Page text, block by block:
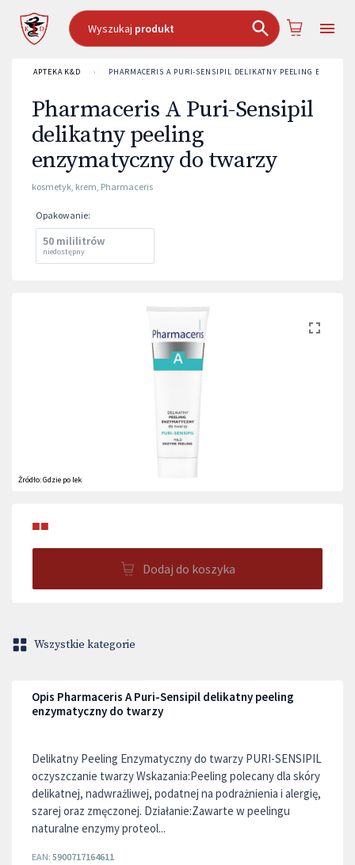
Wyszukaj produkt
APTEKA K&D › PHARMACERIS A PURI-SENSIPIL DELIKATNY PEELING
Pharmaceris A Puri-Sensipil
delikatny peeling
enzymatyczny do twarzy
kosmetyk, krem, Pharmaceris
Opakowanie:
50 mililitrów
niedostępny
Źródło:Gdzie po lek
■■
Dodaj do koszyka
Wszystkie kategorie
Opis Pharmaceris A Puri-Sensipil delikatny peeling
enzymatyczny do twarzy
Delikatny Peeling Enzymatyczny do twarzy PURI-SENSIPIL
oczyszczanie twarzy Wskazania:Peeling polecany dla skóry
delikatnej, nadwrażliwej, podatnej na podrażnienia i alergię,
szarej oraz zmęczonej. Działanie:Zawarte w peelingu
naturalne enzymy proteol...
EAN: 5900717164611